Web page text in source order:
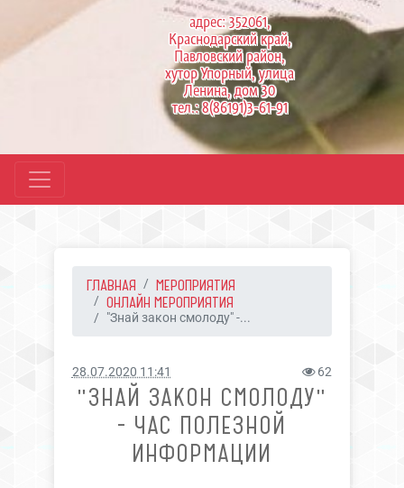
адрес: 352061,
Краснодарский край,
Павловский район,
хутор Упорный, улица
Ленина, дом 30
тел.: 8(86191)3-61-91
ГЛАВНАЯ
МЕРОПРИЯТИЯ
ОНЛАЙН МЕРОПРИЯТИЯ
"Знай закон смолоду" -...
28.07.2020 11:41 62
"ЗНАЙ ЗАКОН СМОЛОДУ"
- ЧАС ПОЛЕЗНОЙ
ИНФОРМАЦИИ